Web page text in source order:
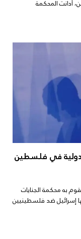
أدانت المحكمة
في فلسطين
تقوم به محكمة الجنايات
إسرائيل ضد فلسطينيين